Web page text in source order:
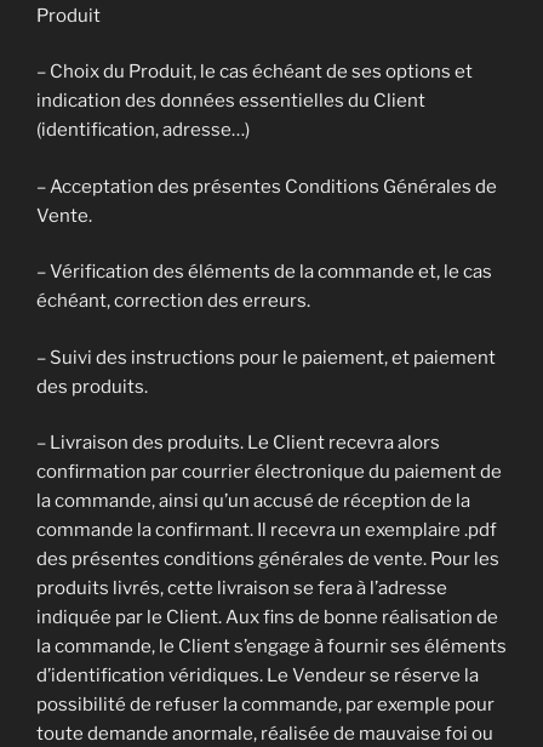
Produit
– Choix du Produit, le cas échéant de ses options et
indication des données essentielles du Client
(identification, adresse…)
– Acceptation des présentes Conditions Générales de
Vente.
– Vérification des éléments de la commande et, le cas
échéant, correction des erreurs.
– Suivi des instructions pour le paiement, et paiement
des produits.
– Livraison des produits. Le Client recevra alors
confirmation par courrier électronique du paiement de
la commande, ainsi qu’un accusé de réception de la
commande la confirmant. Il recevra un exemplaire .pdf
des présentes conditions générales de vente. Pour les
produits livrés, cette livraison se fera à l’adresse
indiquée par le Client. Aux fins de bonne réalisation de
la commande, le Client s’engage à fournir ses éléments
d’identification véridiques. Le Vendeur se réserve la
possibilité de refuser la commande, par exemple pour
toute demande anormale, réalisée de mauvaise foi ou